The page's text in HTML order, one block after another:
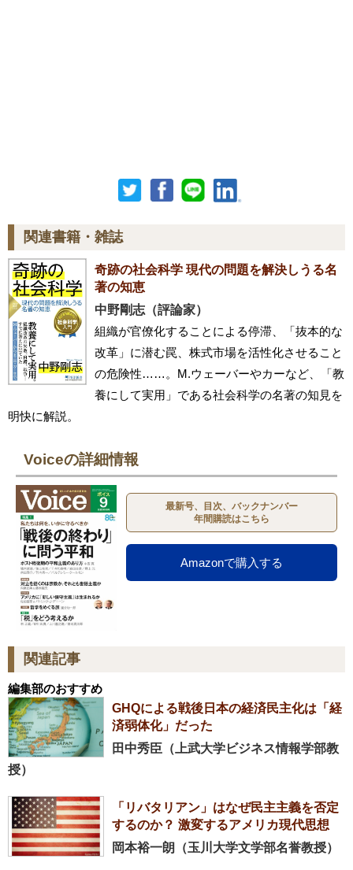
関連書籍・雑誌
奇跡の社会科学 現代の問題を解決しうる名
著の知恵
中野剛志（評論家）
組織が官僚化することによる停滞、「抜本的な
改革」に潜む罠、株式市場を活性化させること
の危険性……。M.ウェーバーやカーなど、「教
養にして実用」である社会科学の名著の知見を
明快に解説。
Voiceの詳細情報
最新号、目次、バックナンバー
年間購読はこちら
Amazonで購入する
関連記事
編集部のおすすめ
GHQによる戦後日本の経済民主化は「経
済弱体化」だった
田中秀臣（上武大学ビジネス情報学部教
授）
「リバタリアン」はなぜ民主主義を否定
するのか？ 激変するアメリカ現代思想
岡本裕一朗（玉川大学文学部名誉教授）